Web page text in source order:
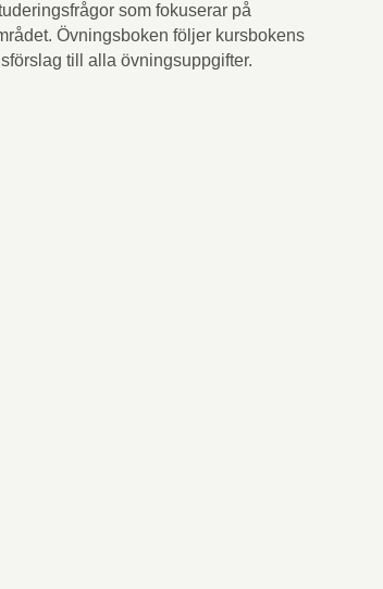
som fokuserar på
Övningsboken följer kursbokens
till alla övningsuppgifter.